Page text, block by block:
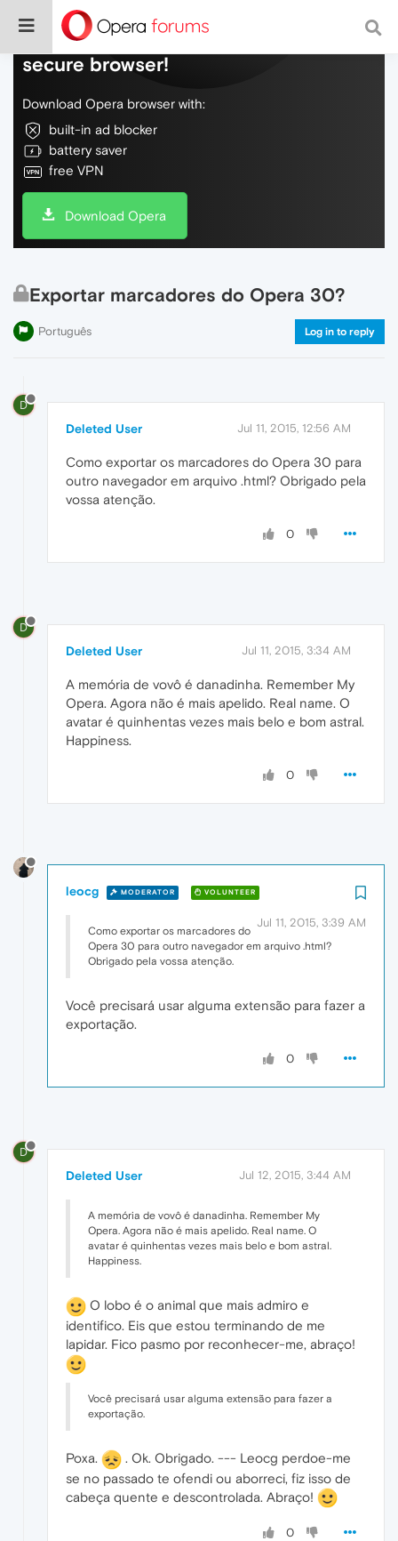
Do more on the web, with a fast and
secure browser!
Download Opera browser with:
built-in ad blocker
battery saver
free VPN
Download Opera
Exportar marcadores do Opera 30?
Português Log in to reply
D
Deleted User Jul 11, 2015, 12:56 AM
Como exportar os marcadores do Opera 30 para
outro navegador em arquivo .html? Obrigado pela
vossa atenção.
0
D
Deleted User Jul 11, 2015, 3:34 AM
A memória de vovô é danadinha. Remember My
Opera. Agora não é mais apelido. Real name. O
avatar é quinhentas vezes mais belo e bom astral.
Happiness.
0
leocg MODERATOR VOLUNTEER
Jul 11, 2015, 3:39 AM
Como exportar os marcadores do
Opera 30 para outro navegador em arquivo .html?
Obrigado pela vossa atenção.
Você precisará usar alguma extensão para fazer a
exportação.
0
D
Deleted User Jul 12, 2015, 3:44 AM
A memória de vovô é danadinha. Remember My
Opera. Agora não é mais apelido. Real name. O
avatar é quinhentas vezes mais belo e bom astral.
Happiness.
O lobo é o animal que mais admiro e
identifico. Eis que estou terminando de me
lapidar. Fico pasmo por reconhecer-me, abraço!
Você precisará usar alguma extensão para fazer a
exportação.
Poxa.
. Ok. Obrigado. --- Leocg perdoe-me
se no passado te ofendi ou aborreci, fiz isso de
cabeça quente e descontrolada. Abraço!
0